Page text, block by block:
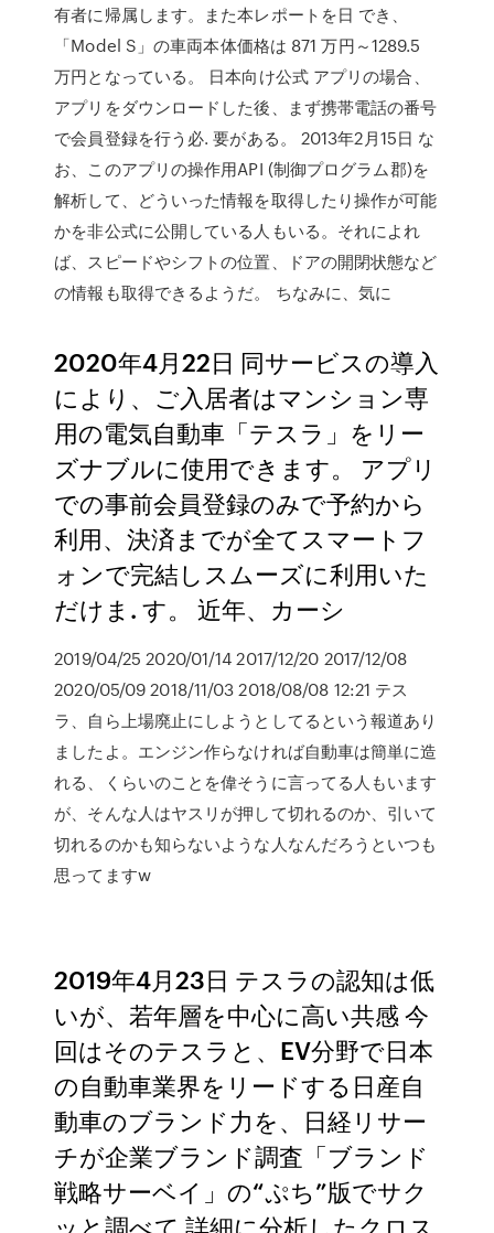
有者に帰属します。また本レポートを日 でき、
「Model S」の車両本体価格は 871 万円～1289.5
万円となっている。 日本向け公式 アプリの場合、
アプリをダウンロードした後、まず携帯電話の番号
で会員登録を行う必. 要がある。 2013年2月15日 な
お、このアプリの操作用API (制御プログラム郡)を
解析して、どういった情報を取得したり操作が可能
かを非公式に公開している人もいる。それによれ
ば、スピードやシフトの位置、ドアの開閉状態など
の情報も取得できるようだ。 ちなみに、気に
2020年4月22日 同サービスの導入
により、ご入居者はマンション専
用の電気自動車「テスラ」をリー
ズナブルに使用できます。 アプリ
での事前会員登録のみで予約から
利用、決済までが全てスマートフ
ォンで完結しスムーズに利用いた
だけま. す。 近年、カーシ
2019/04/25 2020/01/14 2017/12/20 2017/12/08
2020/05/09 2018/11/03 2018/08/08 12:21 テス
ラ、自ら上場廃止にしようとしてるという報道あり
ましたよ。エンジン作らなければ自動車は簡単に造
れる、くらいのことを偉そうに言ってる人もいます
が、そんな人はヤスリが押して切れるのか、引いて
切れるのかも知らないような人なんだろうといつも
思ってますw
2019年4月23日 テスラの認知は低
いが、若年層を中心に高い共感 今
回はそのテスラと、EV分野で日本
の自動車業界をリードする日産自
動車のブランド力を、日経リサー
チが企業ブランド調査「ブランド
戦略サーベイ」の“ぷち”版でサク
ッと調べて 詳細に分析したクロス